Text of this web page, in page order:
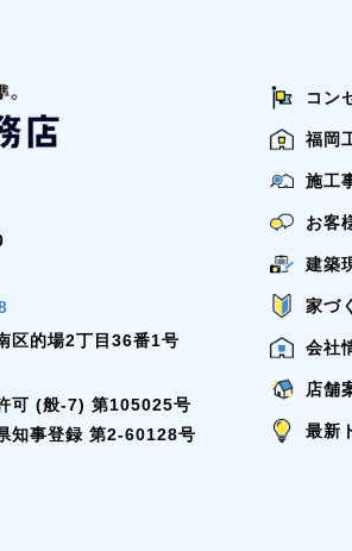
区的場2丁目36番1号
可 (般-7) 第105025号
知事登録 第2-60128号
コン
福岡
施工
お客
建築
家づ
会社
店舗
最新